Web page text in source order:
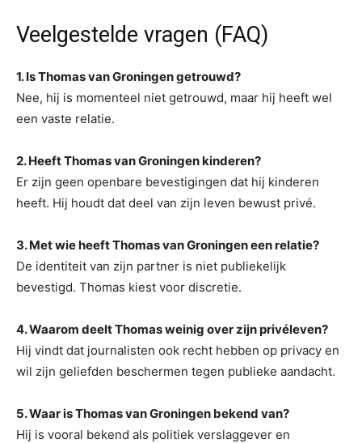
Veelgestelde vragen (FAQ)
1. Is Thomas van Groningen getrouwd?
Nee, hij is momenteel niet getrouwd, maar hij heeft wel
een vaste relatie.
2. Heeft Thomas van Groningen kinderen?
Er zijn geen openbare bevestigingen dat hij kinderen
heeft. Hij houdt dat deel van zijn leven bewust privé.
3. Met wie heeft Thomas van Groningen een relatie?
De identiteit van zijn partner is niet publiekelijk
bevestigd. Thomas kiest voor discretie.
4. Waarom deelt Thomas weinig over zijn privéleven?
Hij vindt dat journalisten ook recht hebben op privacy en
wil zijn geliefden beschermen tegen publieke aandacht.
5. Waar is Thomas van Groningen bekend van?
Hij is vooral bekend als politiek verslaggever en